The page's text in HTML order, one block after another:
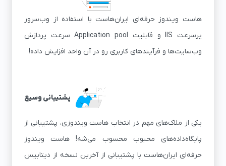
هاست ویندوز حرفه‌ای ایران‌هاست با استفاده از وب‌سرور
پرسرعت IIS و قابلیت Application pool سرعت پردازش
وب‌سایت‌ها و فرآیندهای کاربری رو در آن واحد افزایش داده!
پشتیبانی وسیع
یکی از ملاک‌های مهم در انتخاب هاست ویندوزی، پشتیبانی از
پایگاه‌داده‌های محبوب محسوب می‌شه! هاست ویندوز
حرفه‌‌ای ایران‌هاست با پشتیبانی از آخرین نسخه‌ از دیتابیس